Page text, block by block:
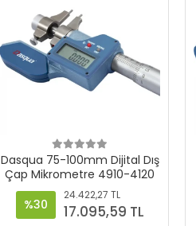
Dasqua 75-100mm Dijital Dış
Çap Mikrometre 4910-4120
%30
24.422,27 TL
17.095,59 TL